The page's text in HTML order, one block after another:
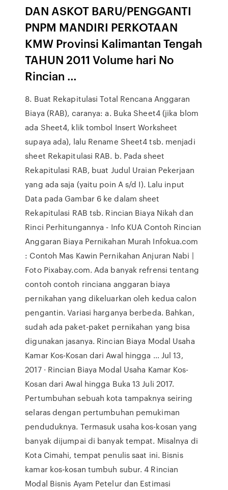
DAN ASKOT BARU/PENGGANTI
PNPM MANDIRI PERKOTAAN
KMW Provinsi Kalimantan Tengah
TAHUN 2011 Volume hari No
Rincian …
8. Buat Rekapitulasi Total Rencana Anggaran
Biaya (RAB), caranya: a. Buka Sheet4 (jika blom
ada Sheet4, klik tombol Insert Worksheet
supaya ada), lalu Rename Sheet4 tsb. menjadi
sheet Rekapitulasi RAB. b. Pada sheet
Rekapitulasi RAB, buat Judul Uraian Pekerjaan
yang ada saja (yaitu poin A s/d I). Lalu input
Data pada Gambar 6 ke dalam sheet
Rekapitulasi RAB tsb. Rincian Biaya Nikah dan
Rinci Perhitungannya - Info KUA Contoh Rincian
Anggaran Biaya Pernikahan Murah Infokua.com
: Contoh Mas Kawin Pernikahan Anjuran Nabi |
Foto Pixabay.com. Ada banyak refrensi tentang
contoh contoh rinciana anggaran biaya
pernikahan yang dikeluarkan oleh kedua calon
pengantin. Variasi harganya berbeda. Bahkan,
sudah ada paket-paket pernikahan yang bisa
digunakan jasanya. Rincian Biaya Modal Usaha
Kamar Kos-Kosan dari Awal hingga ... Jul 13,
2017 · Rincian Biaya Modal Usaha Kamar Kos-
Kosan dari Awal hingga Buka 13 Juli 2017.
Pertumbuhan sebuah kota tampaknya seiring
selaras dengan pertumbuhan pemukiman
penduduknya. Termasuk usaha kos-kosan yang
banyak dijumpai di banyak tempat. Misalnya di
Kota Cimahi, tempat penulis saat ini. Bisnis
kamar kos-kosan tumbuh subur. 4 Rincian
Modal Bisnis Ayam Petelur dan Estimasi